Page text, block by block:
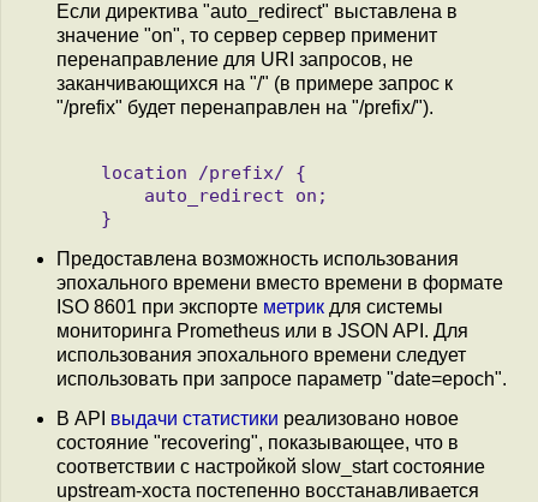
Если директива "auto_redirect" выставлена в
значение "on", то сервер сервер применит
перенаправление для URI запросов, не
заканчивающихся на "/" (в примере запрос к
"/prefix" будет перенаправлен на "/prefix/").
Предоставлена возможность использования
эпохального времени вместо времени в формате
ISO 8601 при экспорте метрик для системы
мониторинга Prometheus или в JSON API. Для
использования эпохального времени следует
использовать при запросе параметр "date=epoch".
В API выдачи статистики реализовано новое
состояние "recovering", показывающее, что в
соответствии с настройкой slow_start состояние
upstream-хоста постепенно восстанавливается